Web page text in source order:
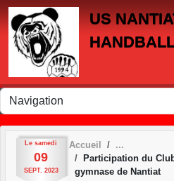
US
Le samedi
09
SEPT. 2023
Accueil
Participation du
gymnase de Nantiat
Panneau de gestion des cookies